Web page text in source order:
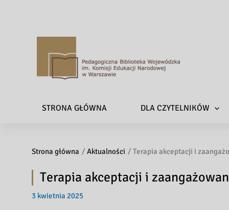
a
g
i
z
STRONA GŁÓWNA DLA CZYTELNIKÓW
Strona główna Aktualności Terapia akceptacji i
Terapia akceptacji i
3 kwietnia 2025